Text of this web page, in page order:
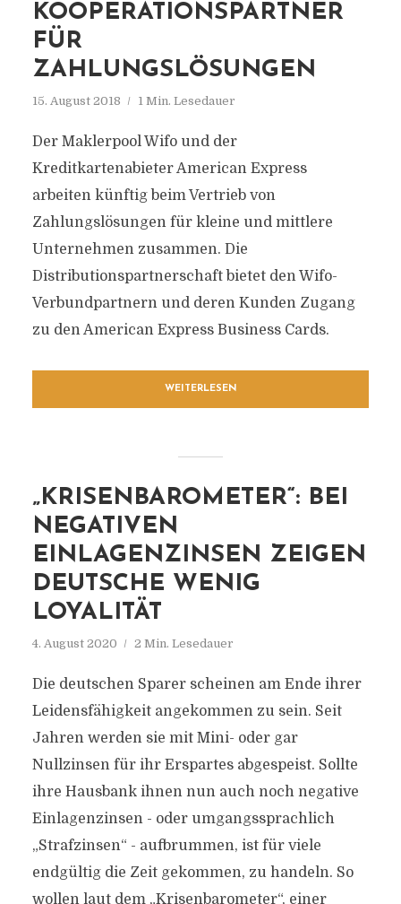
KOOPERATIONSPARTNER
FÜR
ZAHLUNGSLÖSUNGEN
15. August 2018 1 Min. Lesedauer
Der Maklerpool Wifo und der
Kreditkartenabieter American Express
arbeiten künftig beim Vertrieb von
Zahlungslösungen für kleine und mittlere
Unternehmen zusammen. Die
Distributionspartnerschaft bietet den Wifo-
Verbundpartnern und deren Kunden Zugang
zu den American Express Business Cards.
WEITERLESEN
„KRISENBAROMETER“: BEI
NEGATIVEN
EINLAGENZINSEN ZEIGEN
DEUTSCHE WENIG
LOYALITÄT
4. August 2020 2 Min. Lesedauer
Die deutschen Sparer scheinen am Ende ihrer
Leidensfähigkeit angekommen zu sein. Seit
Jahren werden sie mit Mini- oder gar
Nullzinsen für ihr Erspartes abgespeist. Sollte
ihre Hausbank ihnen nun auch noch negative
Einlagenzinsen - oder umgangssprachlich
„Strafzinsen“ - aufbrummen, ist für viele
endgültig die Zeit gekommen, zu handeln. So
wollen laut dem „Krisenbarometer“, einer